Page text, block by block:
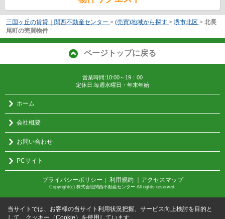
三国ヶ丘の賃貸｜関西不動産センター > (売買)地域から探す > 堺市北区 > 北長
尾町の売買物件
ページトップに戻る
営業時間:10:00～19：00
定休日:毎週水曜日・年末年始
ホーム
会社概要
お問い合わせ
PCサイト
プライバシーポリシー ｜ 利用規約 ｜アクセスマップ
Copyright(c) 株式会社関西不動産センター All rights reserved.
当サイトでは、お客様の当サイト利用状況把握、サービス向上検討を目的と
して、クッキー（Cookie）を使用しています。